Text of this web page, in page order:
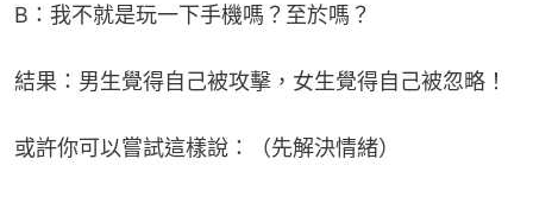
B：我不就是玩一下手機嗎？至於嗎？
結果：男生覺得自己被攻擊，女生覺得自己被忽略！
或許你可以嘗試這樣說：（先解決情緒）